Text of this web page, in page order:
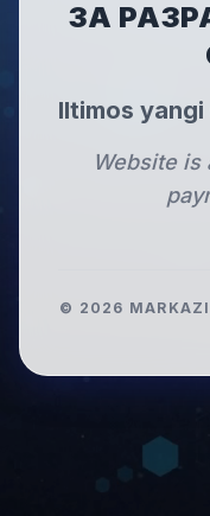
ЗА
Iltimos
Website is
© 2026